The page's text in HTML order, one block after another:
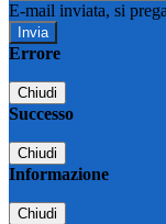
E-mail inviata, si
Errore
Chiudi
Successo
Chiudi
Informazione
Chiudi